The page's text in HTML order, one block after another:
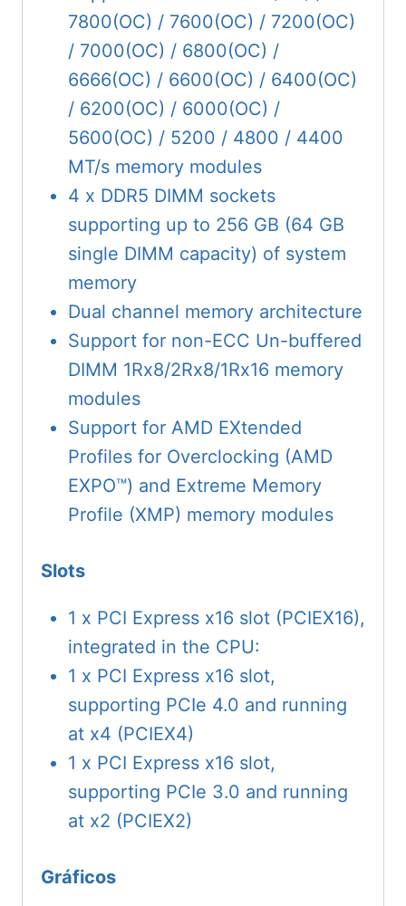
7800(OC) / 7600(OC) / 7200(OC)
/ 7000(OC) / 6800(OC) /
6666(OC) / 6600(OC) / 6400(OC)
/ 6200(OC) / 6000(OC) /
5600(OC) / 5200 / 4800 / 4400
MT/s memory modules
4 x DDR5 DIMM sockets
supporting up to 256 GB (64 GB
single DIMM capacity) of system
memory
Dual channel memory architecture
Support for non-ECC Un-buffered
DIMM 1Rx8/2Rx8/1Rx16 memory
modules
Support for AMD EXtended
Profiles for Overclocking (AMD
EXPO™) and Extreme Memory
Profile (XMP) memory modules
Slots
1 x PCI Express x16 slot (PCIEX16),
integrated in the CPU:
1 x PCI Express x16 slot,
supporting PCIe 4.0 and running
at x4 (PCIEX4)
1 x PCI Express x16 slot,
supporting PCIe 3.0 and running
at x2 (PCIEX2)
Gráficos